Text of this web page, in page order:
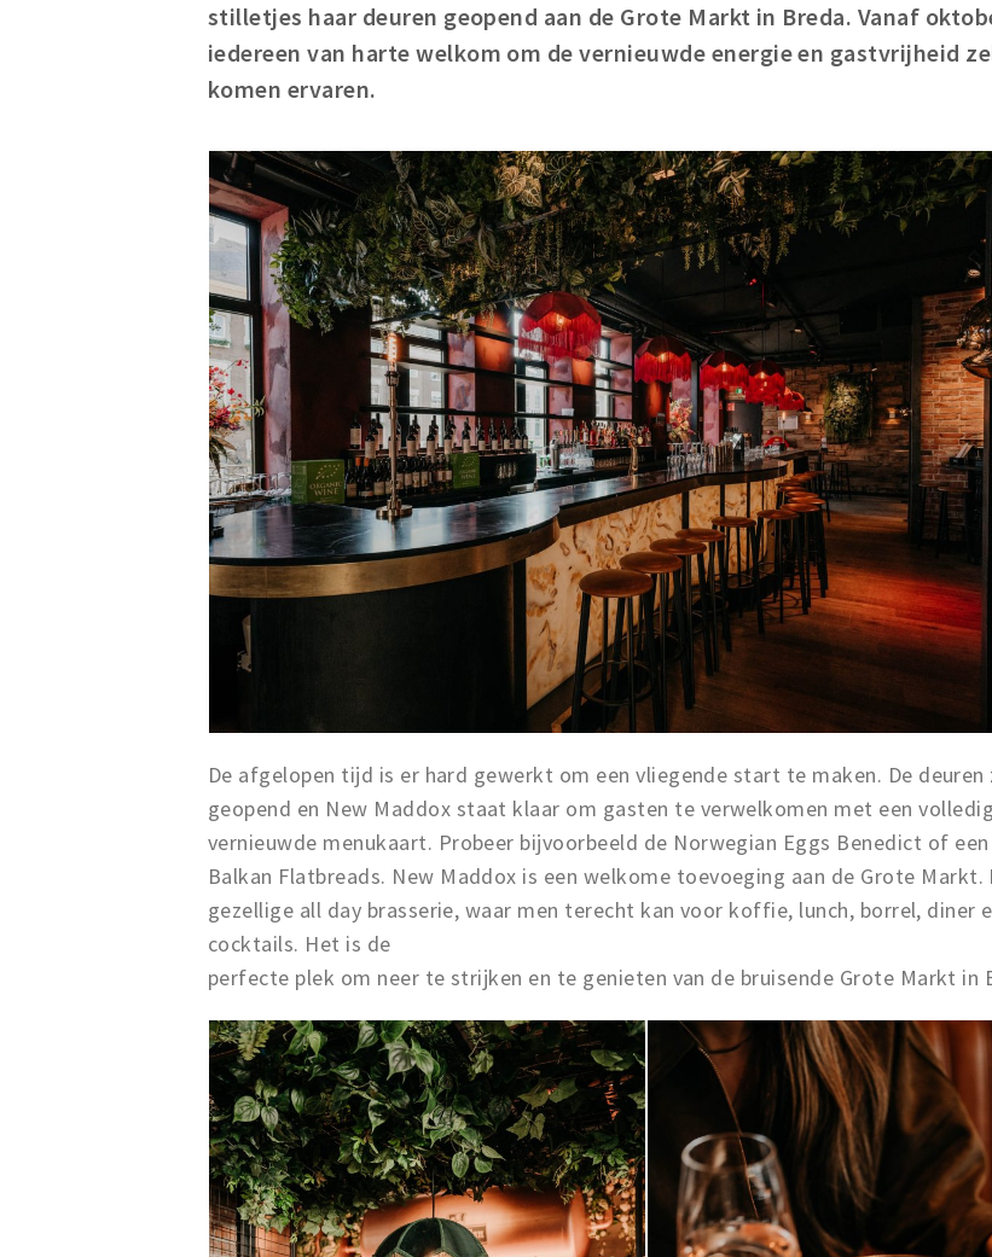
stilletjes haar deuren geopend aan de Grote Markt in Breda. Vanaf
iedereen van harte welkom om de vernieuwde energie en gastvrijheid
komen ervaren.
De afgelopen tijd is er hard gewerkt om een vliegende start te maken. De deuren
geopend en New Maddox staat klaar om gasten te verwelkomen met een volledig
vernieuwde menukaart. Probeer bijvoorbeeld de Norwegian Eggs Benedict of een
Balkan Flatbreads. New Maddox is een welkome toevoeging aan de Grote Markt.
gezellige all day brasserie, waar men terecht kan voor koffie, lunch, borrel, diner
cocktails. Het is de
perfecte plek om neer te strijken en te genieten van de bruisende Grote Markt in